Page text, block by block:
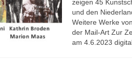
zeigen 45
und den
Weitere Werke
der Mail-Art Zur
am 4.6.2023